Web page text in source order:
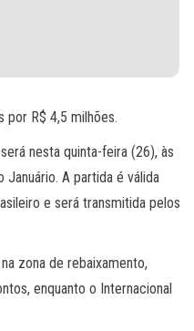
por R$ 4,5 milhões.
nesta quinta-feira (26), às
Januário. A partida é válida
e será transmitida pelos
zona de rebaixamento,
enquanto o Internacional